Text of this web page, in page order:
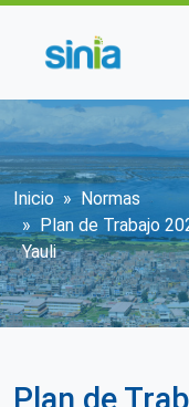
Sobrescribir
Inicio
Normas
Plan de Trabajo
Yauli
Plan de